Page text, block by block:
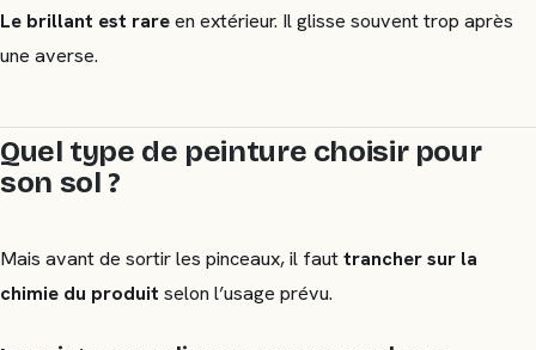
Le brillant est rareen extérieur. Il glisse souvent trop après
une averse.
Quel type de peinture choisir pour
son sol ?
Mais avant de sortir les pinceaux, il fauttrancher sur la
chimie du produit selon l’usage prévu.